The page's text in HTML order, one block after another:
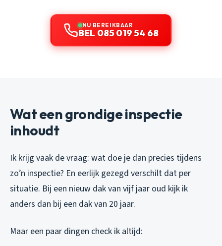
NU BEREIKBAAR
BEL 085 019 54 68
Wat een grondige inspectie
inhoudt
Ik krijg vaak de vraag: wat doe je dan precies tijdens
zo’n inspectie? En eerlijk gezegd verschilt dat per
situatie. Bij een nieuw dak van vijf jaar oud kijk ik
anders dan bij een dak van 20 jaar.
Maar een paar dingen check ik altijd: